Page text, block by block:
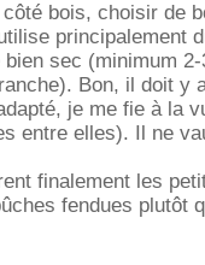
bois, choisir de
principalement
sec (minimum
Bon, il doit y
je me fie à la
entre elles). Il ne
finalement les
fendues plutôt